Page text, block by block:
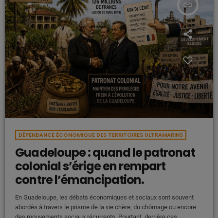
insert_link
DÉPENDANCE ÉCONOMIQUE DES TERRITOIRES ULTRAMARINS
Guadeloupe : quand le patronat
colonial s’érige en rempart
contre l’émancipation.
En Guadeloupe, les débats économiques et sociaux sont souvent
abordés à travers le prisme de la vie chère, du chômage ou encore